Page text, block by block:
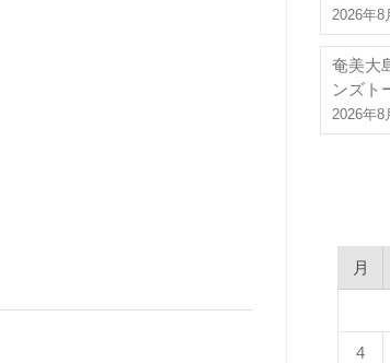
2026年8
奄美大
ンズト
2026年8
月
4